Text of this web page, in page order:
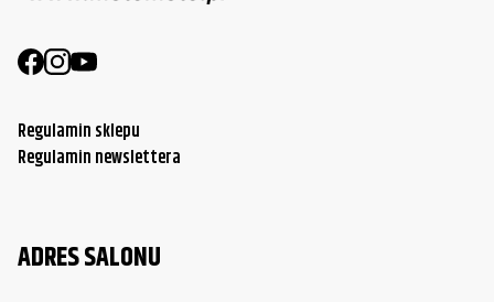
Regulamin sklepu
Regulamin newslettera
ADRES SALONU